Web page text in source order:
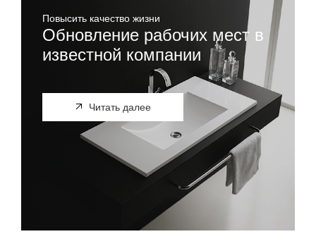
Повысить качество жизни
Обновление рабочих мест в
известной компании
Читать далее